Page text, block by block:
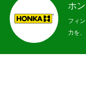
ホ
フィ
力を